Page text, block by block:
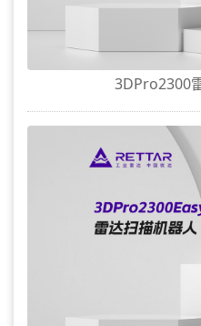
3DPro2300